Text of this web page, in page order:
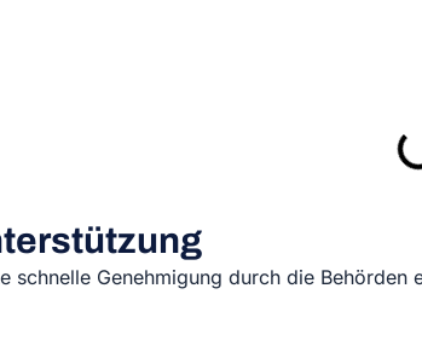
schnelle Genehmigung durch die Behörden